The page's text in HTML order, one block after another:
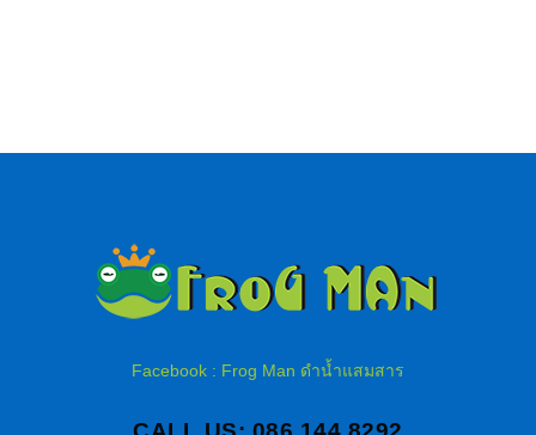
Facebook : Frog Man ดำน้ำแสมสาร